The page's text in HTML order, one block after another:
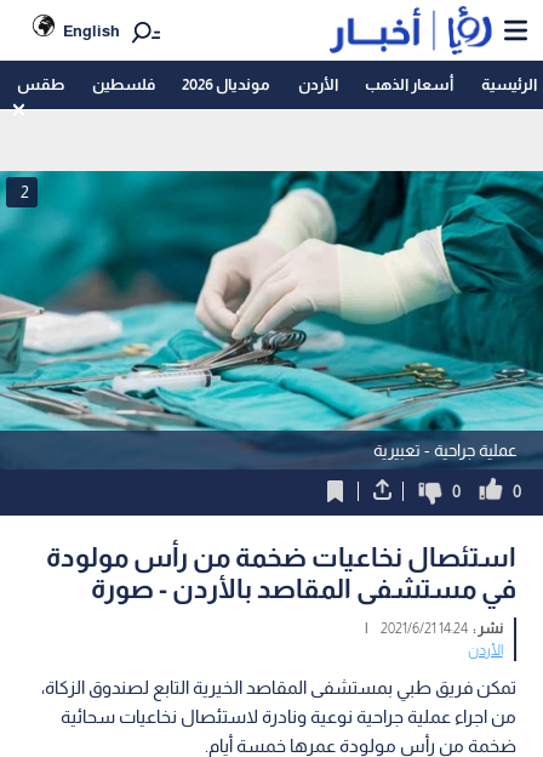
English
الرئيسية أسعار الذهب الأردن مونديال 2026 فلسطين طقس
عملية جراحية - تعبيرية
2
0
0
استئصال نخاعيات ضخمة من رأس مولودة
في مستشفى المقاصد بالأردن - صورة
نشر :14:24 2021/6/21
|
الأردن
تمكن فريق طبي بمستشفى المقاصد الخيرية التابع لصندوق الزكاة،
من اجراء عملية جراحية نوعية ونادرة لاستئصال نخاعيات سحائية
ضخمة من رأس مولودة عمرها خمسة أيام.